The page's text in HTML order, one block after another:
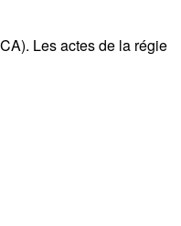
Les actes de la régie